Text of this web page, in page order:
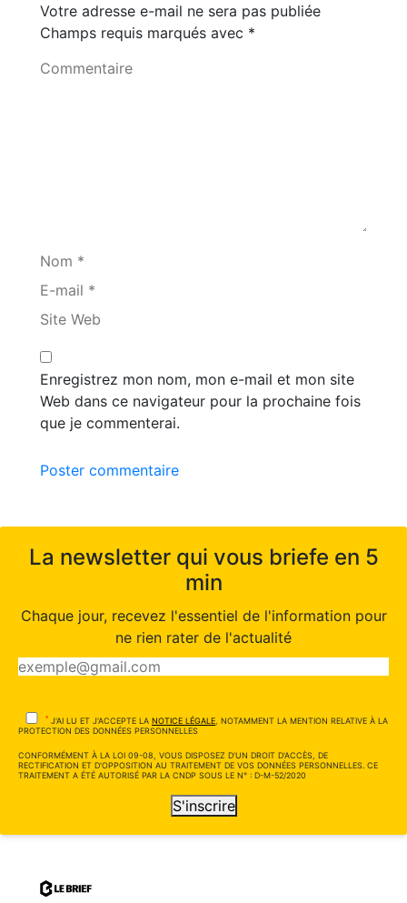
Votre adresse e-mail ne sera pas publiée
Champs requis marqués avec *
Commentaire
Nom *
E-mail *
Site Web
Enregistrez mon nom, mon e-mail et mon site
Web dans ce navigateur pour la prochaine fois
que je commenterai.
Poster commentaire
La newsletter qui vous briefe en 5
min
Chaque jour, recevez l'essentiel de l'information pour
ne rien rater de l'actualité
* J'AI LU ET J'ACCEPTE LA NOTICE LÉGALE , NOTAMMENT LA MENTION RELATIVE À LA
PROTECTION DES DONNÉES PERSONNELLES
CONFORMÉMENT À LA LOI 09-08, VOUS DISPOSEZ D'UN DROIT D'ACCÈS, DE
RECTIFICATION ET D'OPPOSITION AU TRAITEMENT DE VOS DONNÉES PERSONNELLES. CE
TRAITEMENT A ÉTÉ AUTORISÉ PAR LA CNDP SOUS LE N° : D-M-52/2020
S'inscrire